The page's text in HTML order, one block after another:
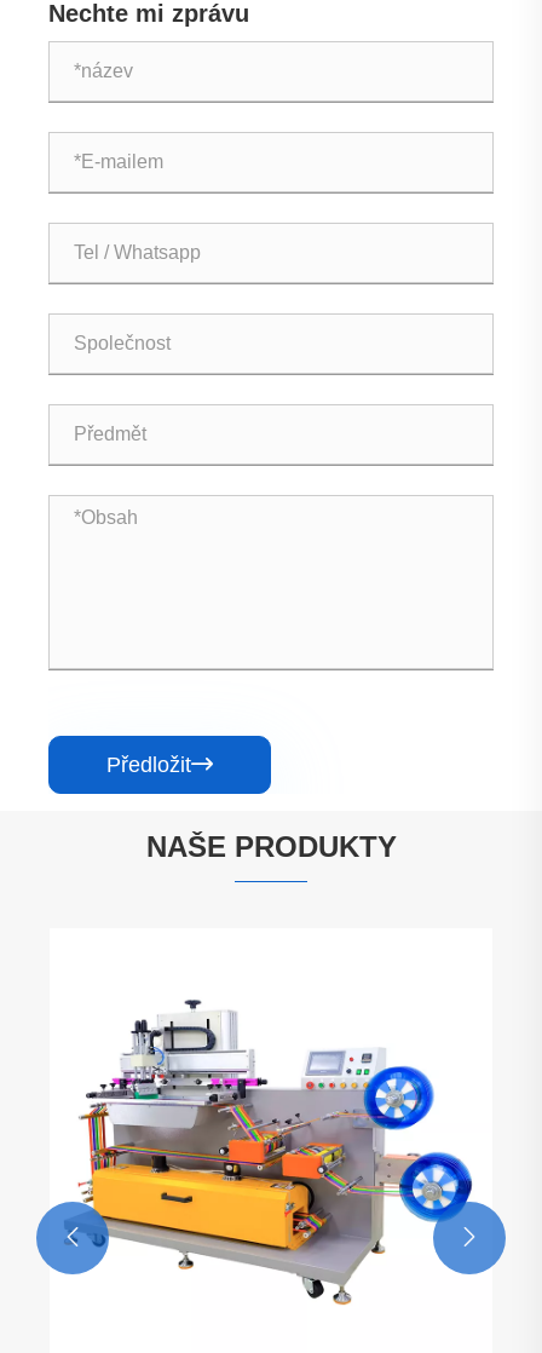
Nechte mi zprávu
Předložit
NAŠE PRODUKTY
 